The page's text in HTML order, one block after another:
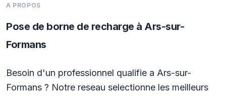
A PROPOS
Pose de borne de recharge à Ars-sur-
Formans
Besoin d'un professionnel qualifie a Ars-sur-
Formans ? Notre reseau selectionne les meilleurs